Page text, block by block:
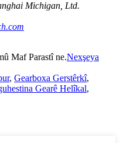
Michigan, Ltd.
Maf Parastî ne.Nexşeya
, Gearboxa Gerstêrkî,
Gearê Helîkal,